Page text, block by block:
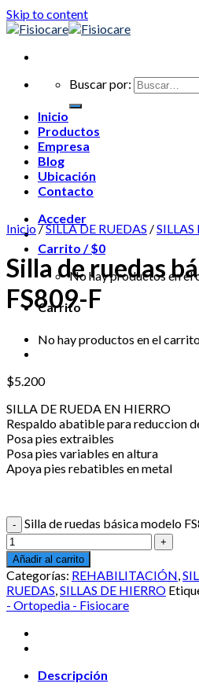
Skip to content
Buscar por:
Inicio
Productos
Empresa
Blog
Ubicación
Contacto
Acceder
Carrito /$0
No hay productos en el
Carrito
No hay productos en el
Inicio/SILLA DE RUEDAS /SILLAS
Silla de ruedas
FS809-F
$5.200
SILLA DE RUEDA EN HIERRO
Respaldo abatible para reduccion
Posa pies extraibles
Posa pies variables en altura
Apoya pies rebatibles en metal
Silla de ruedas básica modelo
Añadir al carrito
Categorías: REHABILITACIÓN,
RUEDAS,SILLAS DE HIERRO
- Ortopedia - Fisiocare
Descripción